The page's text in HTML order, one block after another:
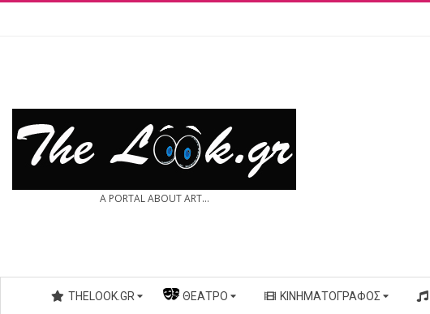
THE A PORTAL ABOUT ART...
Secondary
Navigation
THELOOK.GR — ΘΈΑΤΡΟ ΚΙΝΗΜΑΤΟΓΡΆΦΟΣ